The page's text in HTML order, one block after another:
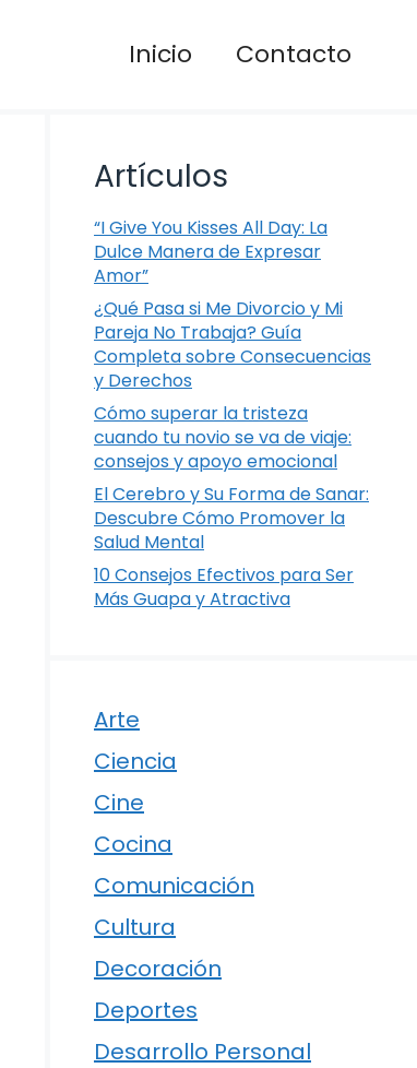
Inicio Contacto
Artículos
“I Give You Kisses All Day: La
Dulce Manera de Expresar
Amor”
¿Qué Pasa si Me Divorcio y Mi
Pareja No Trabaja? Guía
Completa sobre Consecuencias
y Derechos
Cómo superar la tristeza
cuando tu novio se va de viaje:
consejos y apoyo emocional
El Cerebro y Su Forma de Sanar:
Descubre Cómo Promover la
Salud Mental
10 Consejos Efectivos para Ser
Más Guapa y Atractiva
Arte
Ciencia
Cine
Cocina
Comunicación
Cultura
Decoración
Deportes
Desarrollo Personal